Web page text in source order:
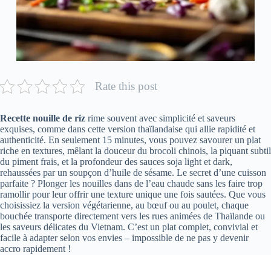
Rate this post
Recette nouille de riz rime souvent avec simplicité et saveurs
exquises, comme dans cette version thaïlandaise qui allie rapidité et
authenticité. En seulement 15 minutes, vous pouvez savourer un plat
riche en textures, mêlant la douceur du brocoli chinois, la piquant subtil
du piment frais, et la profondeur des sauces soja light et dark,
rehaussées par un soupçon d’huile de sésame. Le secret d’une cuisson
parfaite ? Plonger les nouilles dans de l’eau chaude sans les faire trop
ramollir pour leur offrir une texture unique une fois sautées. Que vous
choisissiez la version végétarienne, au bœuf ou au poulet, chaque
bouchée transporte directement vers les rues animées de Thaïlande ou
les saveurs délicates du Vietnam. C’est un plat complet, convivial et
facile à adapter selon vos envies – impossible de ne pas y devenir
accro rapidement !